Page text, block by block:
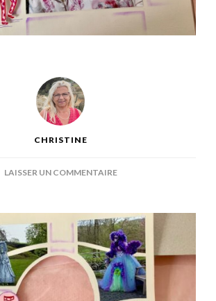
CHRISTINE
LAISSER UN COMMENTAIRESUR
AZZA